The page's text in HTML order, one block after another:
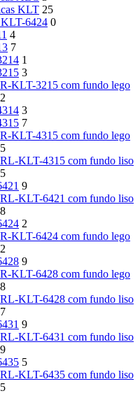
KLT 25
6424 0
4
7
1
3
R-KLT-3215 com fundo lego
2
3
7
R-KLT-4315 com fundo lego
5
RL-KLT-4315 com fundo liso
5
9
RL-KLT-6421 com fundo liso
8
2
R-KLT-6424 com fundo lego
2
9
R-KLT-6428 com fundo lego
8
RL-KLT-6428 com fundo liso
7
9
RL-KLT-6431 com fundo liso
9
5
RL-KLT-6435 com fundo liso
5